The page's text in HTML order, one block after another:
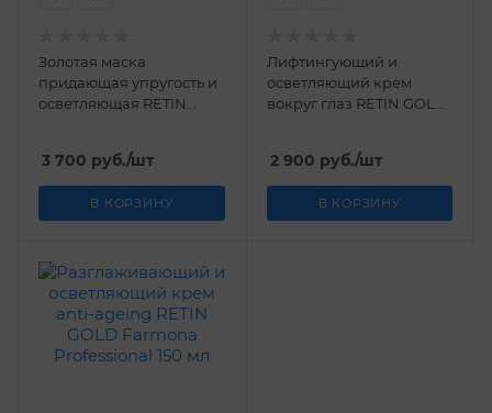
Золотая маска
придающая упругость и
осветляющая RETIN
3 700 руб./шт
В КОРЗИНУ
Лифтингующий и
осветляющий крем
вокруг глаз RETIN GOLD
2 900 руб./шт
В КОРЗИНУ